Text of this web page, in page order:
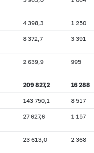
4 398,3 1 250
8 372,7 3 391
2 639,9 995
209 827,2 16 288
143 750,1 8 517
27 627,6 1 157
23 613,0 2 368